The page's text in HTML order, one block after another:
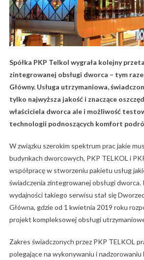
Spółka PKP Telkol wygrała kolejny
zintegrowanej obsługi dworca – tym
Główny. Usługa utrzymaniowa,
tylko najwyższa jakość i znaczące
właściciela dworca ale i możliwość
technologii podnoszących komfort
W związku szerokim spektrum prac jakie
budynkach dworcowych, PKP TELKOL i
współpracę w stworzeniu pakietu usług
świadczenia zintegrowanej obsługi
wydajności takiego serwisu stał się
Główna, gdzie od 1 kwietnia 2019 roku
projekt kompleksowej obsługi
Zakres świadczonych przez PKP TELKOL
polegające na wykonywaniu i nadzorowaniu